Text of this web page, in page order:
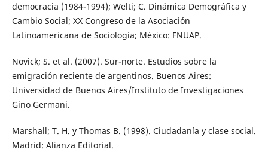
democracia (1984-1994); Welti; C. Dinámica Demográfica y
Cambio Social; XX Congreso de la Asociación
Latinoamericana de Sociología; México: FNUAP.
Novick; S. et al. (2007). Sur-norte. Estudios sobre la
emigración reciente de argentinos. Buenos Aires:
Universidad de Buenos Aires/Instituto de Investigaciones
Gino Germani.
Marshall; T. H. y Thomas B. (1998). Ciudadanía y clase social.
Madrid: Alianza Editorial.